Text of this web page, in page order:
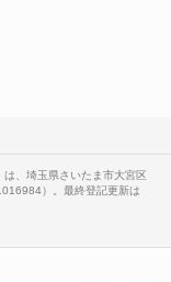
、埼玉県さいたま市大宮区
）。最終登記更新は